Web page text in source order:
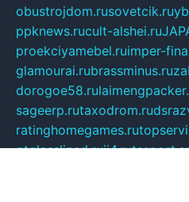
obustrojdom.rusovetcik.ru
ppknews.rucult-alshei.ru
proekciyamebel.ruimper-
glamourai.rubrassminus.ru
dorogoe58.ru
sageerp.rutaxodrom.ru
ratinghomegames.ru
gtglasslined.ruii4.ru